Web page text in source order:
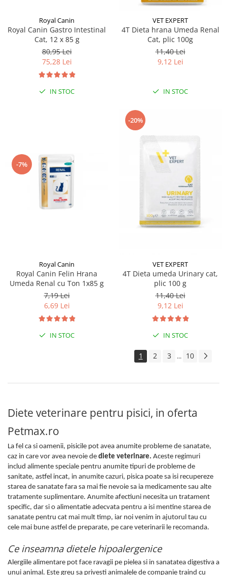
Royal Canin
Royal Canin Gastro Intestinal
Cat, 12 x 85 g
80,95 Lei
75,28 Lei
IN STOC
VET EXPERT
4T Dieta hrana Umeda Renal
Cat, plic 100g
11,40 Lei
9,12 Lei
IN STOC
-7%
Royal Canin
Royal Canin Felin Hrana
Umeda Renal cu Ton 1x85 g
7,19 Lei
6,69 Lei
IN STOC
-20%
VET EXPERT
4T Dieta umeda Urinary cat,
plic 100 g
11,40 Lei
9,12 Lei
IN STOC
1 2 3 ... 10
Diete veterinare pentru pisici, in oferta
Petmax.ro
La fel ca si oamenii, pisicile pot avea anumite probleme de sanatate,
caz in care vor avea nevoie de diete veterinare. Aceste regimuri
includ alimente speciale pentru anumite tipuri de probleme de
sanitate, astfel incat, in anumite cazuri, pisica poate sa isi recupereze
starea de sanatate fara sa mai fie nevoie sa ia medicamente sau alte
tratamente suplimentare. Anumite afectiuni necesita un tratament
specific, dar si o alimentatie adecvata pentru a isi mentine starea de
sanatate pentru cat mai mult timp, iar noi venim in ajutorul tau cu
cele mai bune astfel de preparate, pe care veterinarii le recomanda.
Ce inseamna dietele hipoalergenice
Alergiile alimentare pot face ravagii pe pielea si in sanatatea digestiva a
unui animal. Este greu sa privesti animalele de companie traind cu